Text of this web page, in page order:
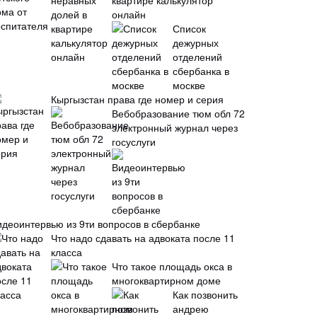
онлайн
Список
дежурных
отделений
сбербанка в
москве
Кыргызстан права где номер и серия
Вебобразование тюм обл 72
электронный журнал через
госуслуги
из 9ти вопросов в сбербанке
Что надо сдавать на адвоката после 11
класса
Что такое площадь окса в
многоквартирном доме
Как позвонить
андрею